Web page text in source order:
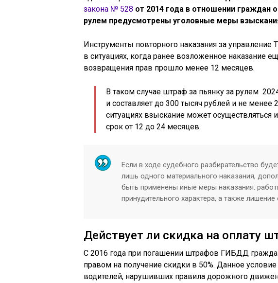
закона № 528 от 2014 года в отношении граждан
рулем предусмотрены уголовные меры
Инструменты повторного наказания за
в ситуациях, когда ранее возложенное наказание
возвращения прав прошло менее 12 месяцев.
В таком случае штраф за пьянку за рулем
и составляет до 300 тысяч рублей и не менее
ситуациях взыскание может осуществляться
срок от 12 до 24 месяцев.
Если в ходе судебного разбирательство
лишь одного материального наказания,
быть применены иные меры наказания:
принудительного характера, а также
Действует ли скидка на оплату
С 2016 года при погашении штрафов ГИБДД
правом на получение скидки в 50%. Данное
водителей, нарушивших правила дорожного